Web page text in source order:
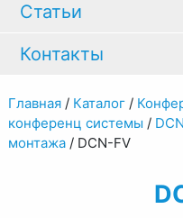
Статьи
Контакты
Главная/ Каталог/
конференц системы /
монтажа/ DCN-FV